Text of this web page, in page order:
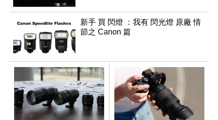
新手 買 閃燈 ：我有 閃光燈 原廠 情
節之 Canon 篇